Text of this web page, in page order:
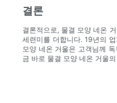
결론
결론적으로, 물결 모양 네온
세련미를 더합니다. 19년의
모양 네온 거울은 고객님께
금 바로 물결 모양 네온 거울